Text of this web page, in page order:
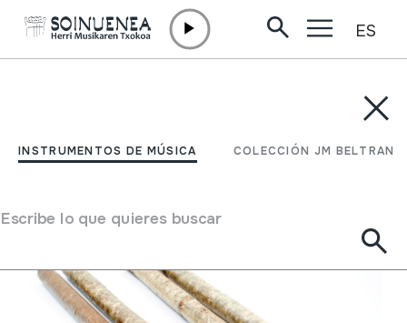
INSTRUMENTOS DE MÚSICA COLECCIÓN JM BELTRAN
Escribe lo que quieres buscar
ES
COLECCIÓN JM BELTRAN
Filtrar